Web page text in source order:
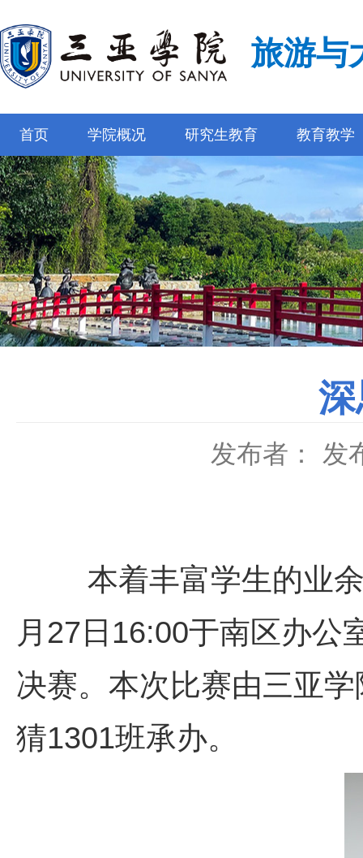
旅游与
首页 学院概况 研究生教育 教育教学
发布者： 发
本着丰富学生的业
月 27 日 16:00于南区办公
决赛。本次比赛由三亚
猜1301班承办。